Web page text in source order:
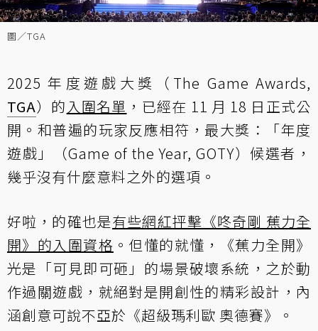
圖／TGA
2025 年度遊戲大獎（The Game Awards,
TGA）的入圍名單 ，已經在 11 月 18 日正式公
開。和普遍的玩家反應相符，最大獎：「年度
遊戲」（Game of the Year, GOTY）候選者，
幾乎沒有什麼意料之外的選項。
好啦，的確也是有些網紅抨擊《咚奇剛 蕉力全
開》的入圍資格 。但懂的就懂，《蕉力全開》
光是「可見即可砸」的場景破壞系統，之於動
作過關遊戲，就絕對是開創性的精彩設計，內
涵創意可說不亞於《超級瑪利歐 奧德賽》。